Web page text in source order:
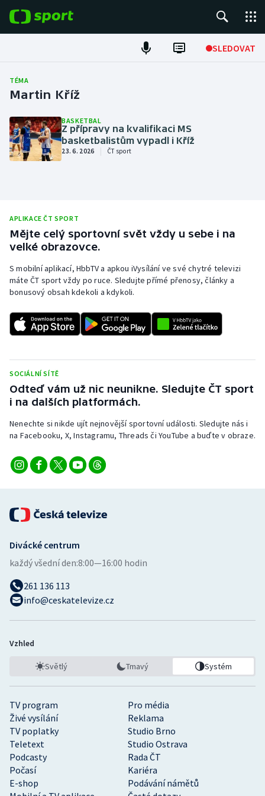
SLEDOVAT
Fotbal
Tenis
Atletika
DALŠÍ SPORTY
Americký fotbal
Baseball a softbal
Biatlon
Boby a skeleton
Box
Florbal
Gymnastika
Házená
Judo
Krasobruslení
Lyže a snowboard
Moderní pětiboj
Motorsport
NEPŘEHLÉDNĚTE
Soutěže
Aplikace ČT sport
AZ kvíz
TÉMA
Martin Kříž
BASKETBAL
Z přípravy na kvalifikaci MS
basketbalistům vypadl i Kříž
23. 6. 2026 ČT sport
APLIKACE ČT SPORT
Mějte celý sportovní svět vždy u sebe i na
velké obrazovce.
S mobilní aplikací, HbbTV a apkou iVysílání ve své chytré televizi
máte ČT sport vždy po ruce. Sledujte přímé přenosy, články a
bonusový obsah kdekoli a kdykoli.
SOCIÁLNÍ SÍTĚ
Odteď vám už nic neunikne. Sledujte ČT sport
i na dalších platformách.
Nenechte si nikde ujít nejnovější sportovní události. Sledujte nás i
na Facebooku, X, Instagramu, Threads či YouTube a buďte v obraze.
TV program
Pro média
Živé vysílání
Reklama
TV poplatky
Studio Brno
Teletext
Studio Ostrava
Podcasty
Rada ČT
Počasí
Kariéra
E-shop
Podávání námětů
Divácké centrum
každý všední den:8:00—16:00 hodin
261 136 113
info@ceskatelevize.cz
Vzhled
Světlý Tmavý Systém